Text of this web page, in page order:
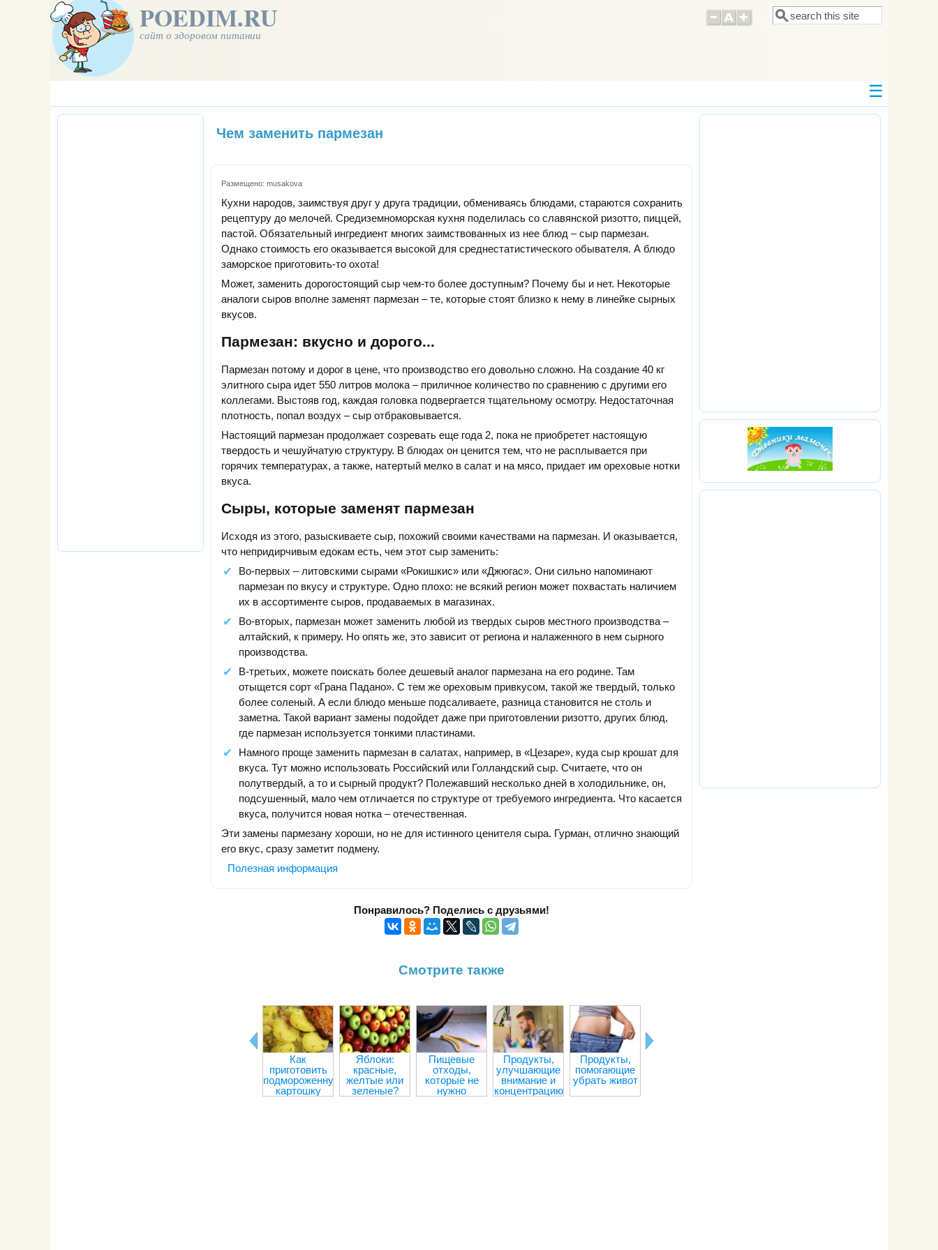
POEDIM.RU
сайт о здоровом питании
Форма поиска
Поиск
Чем заменить пармезан
Размещено: musakova
Кухни народов, заимствуя друг у друга традиции, обмениваясь блюдами, стараются сохранить
рецептуру до мелочей. Средиземноморская кухня поделилась со славянской ризотто, пиццей,
пастой. Обязательный ингредиент многих заимствованных из нее блюд – сыр пармезан.
Однако стоимость его оказывается высокой для среднестатистического обывателя. А блюдо
заморское приготовить-то охота!
Может, заменить дорогостоящий сыр чем-то более доступным? Почему бы и нет. Некоторые
аналоги сыров вполне заменят пармезан – те, которые стоят близко к нему в линейке сырных
вкусов.
Пармезан: вкусно и дорого...
Пармезан потому и дорог в цене, что производство его довольно сложно. На создание 40 кг
элитного сыра идет 550 литров молока – приличное количество по сравнению с другими его
коллегами. Выстояв год, каждая головка подвергается тщательному осмотру. Недостаточная
плотность, попал воздух – сыр отбраковывается.
Настоящий пармезан продолжает созревать еще года 2, пока не приобретет настоящую
твердость и чешуйчатую структуру. В блюдах он ценится тем, что не расплывается при
горячих температурах, а также, натертый мелко в салат и на мясо, придает им ореховые нотки
вкуса.
Сыры, которые заменят пармезан
Исходя из этого, разыскиваете сыр, похожий своими качествами на пармезан. И оказывается,
что непридирчивым едокам есть, чем этот сыр заменить:
Во-первых – литовскими сырами «Рокишкис» или «Джюгас». Они сильно напоминают
пармезан по вкусу и структуре. Одно плохо: не всякий регион может похвастать наличием
их в ассортименте сыров, продаваемых в магазинах.
Во-вторых, пармезан может заменить любой из твердых сыров местного производства –
алтайский, к примеру. Но опять же, это зависит от региона и налаженного в нем сырного
производства.
В-третьих, можете поискать более дешевый аналог пармезана на его родине. Там
отыщется сорт «Грана Падано». С тем же ореховым привкусом, такой же твердый, только
более соленый. А если блюдо меньше подсаливаете, разница становится не столь и
заметна. Такой вариант замены подойдет даже при приготовлении ризотто, других блюд,
где пармезан используется тонкими пластинами.
Намного проще заменить пармезан в салатах, например, в «Цезаре», куда сыр крошат для
вкуса. Тут можно использовать Российский или Голландский сыр. Считаете, что он
полутвердый, а то и сырный продукт? Полежавший несколько дней в холодильнике, он,
подсушенный, мало чем отличается по структуре от требуемого ингредиента. Что касается
вкуса, получится новая нотка – отечественная.
Эти замены пармезану хороши, но не для истинного ценителя сыра. Гурман, отлично знающий
его вкус, сразу заметит подмену.
Полезная информация
Понравилось? Поделись с друзьями!
Смотрите также
Как
приготовить
подмороженную
картошку
Яблоки:
красные,
желтые или
зеленые?
Пищевые
отходы,
которые не
нужно
Продукты,
улучшающие
внимание и
концентрацию
Продукты,
помогающие
убрать живот